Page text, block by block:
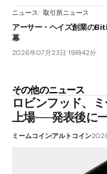
ニュース 取引所ニュース
アーサー・ヘイズ創業の
幕
2026年07月23日 19時42分
その他のニュース
ロビンフッド、
上場──発表後に
ミームコインアルトコイン